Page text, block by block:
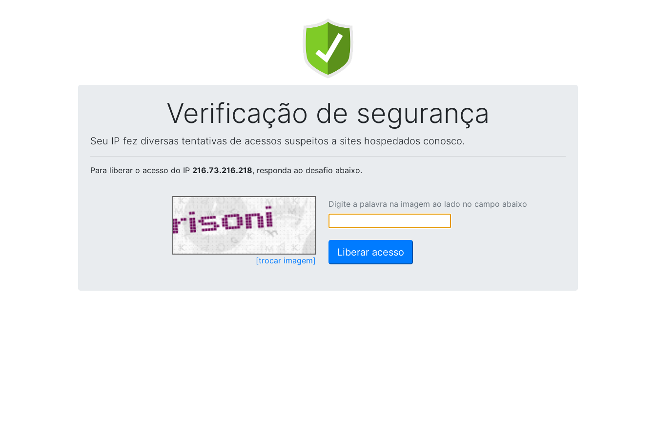
Verificação de segurança
Seu IP fez diversas tentativas de acessos suspeitos a sites hospedados conosco.
Para liberar o acesso do IP 216.73.216.218, responda ao desafio abaixo.
[trocar imagem]
Digite a palavra na imagem ao lado no campo abaixo